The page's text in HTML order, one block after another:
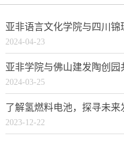
2024-04-23
亚非学院与佛山建发陶创
2024-03-25
2023-12-22